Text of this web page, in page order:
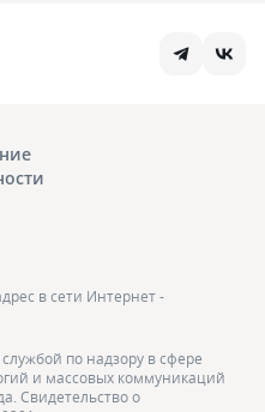
в сети Интернет -
по надзору в сфере
и массовых коммуникаций
Свидетельство о